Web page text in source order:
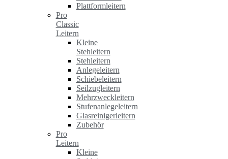
Plattformleitern
Pro
Classic
Leitern
Kleine
Stehleitern
Stehleitern
Anlegeleitern
Schiebeleitern
Seilzugleitern
Mehrzweckleitern
Stufenanlegeleitern
Glasreinigerleitern
Zubehör
Pro
Leitern
Kleine